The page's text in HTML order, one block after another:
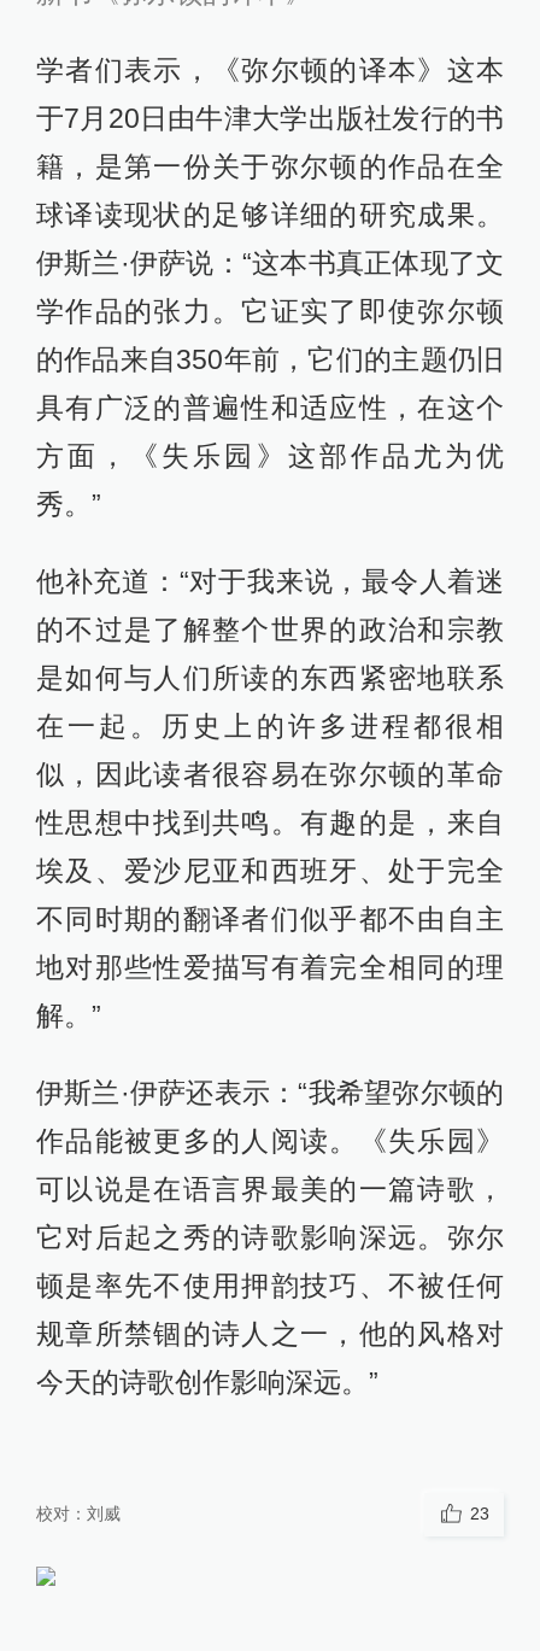
学者们表示，《弥尔顿的译本》这本
于7月20日由牛津大学出版社发行的书
籍，是第一份关于弥尔顿的作品在全
球译读现状的足够详细的研究成果。
伊斯兰·伊萨说：“这本书真正体现了文
学作品的张力。它证实了即使弥尔顿
的作品来自350年前，它们的主题仍旧
具有广泛的普遍性和适应性，在这个
方面，《失乐园》这部作品尤为优
秀。”
他补充道：“对于我来说，最令人着迷
的不过是了解整个世界的政治和宗教
是如何与人们所读的东西紧密地联系
在一起。历史上的许多进程都很相
似，因此读者很容易在弥尔顿的革命
性思想中找到共鸣。有趣的是，来自
埃及、爱沙尼亚和西班牙、处于完全
不同时期的翻译者们似乎都不由自主
地对那些性爱描写有着完全相同的理
解。”
伊斯兰·伊萨还表示：“我希望弥尔顿的
作品能被更多的人阅读。《失乐园》
可以说是在语言界最美的一篇诗歌，
它对后起之秀的诗歌影响深远。弥尔
顿是率先不使用押韵技巧、不被任何
规章所禁锢的诗人之一，他的风格对
今天的诗歌创作影响深远。”
校对： 刘威 23